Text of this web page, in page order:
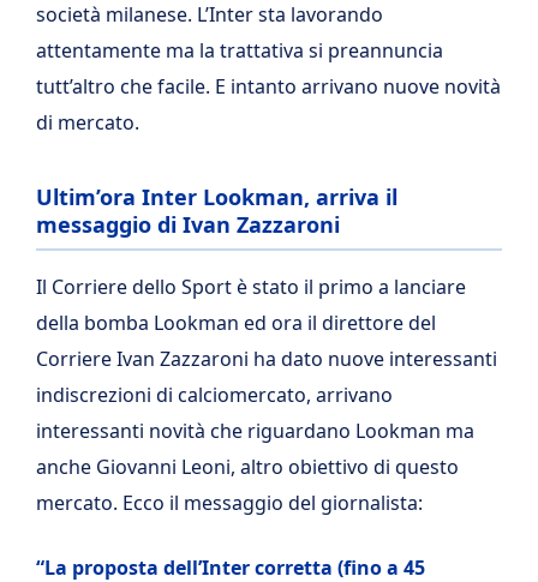
società milanese. L’Inter sta lavorando
attentamente ma la trattativa si preannuncia
tutt’altro che facile. E intanto arrivano nuove novità
di mercato.
Ultim’ora Inter Lookman, arriva il
messaggio di Ivan Zazzaroni
Il Corriere dello Sport è stato il primo a lanciare
della bomba Lookman ed ora il direttore del
Corriere Ivan Zazzaroni ha dato nuove interessanti
indiscrezioni di calciomercato, arrivano
interessanti novità che riguardano Lookman ma
anche Giovanni Leoni, altro obiettivo di questo
mercato. Ecco il messaggio del giornalista:
“La proposta dell’Inter corretta (fino a 45